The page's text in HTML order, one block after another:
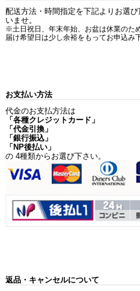
配送方法・時間指定を下記よりお選
いませ。
※土日祝日、年末年始、お盆は休業のた
届け希望日は少し余裕をもってお申込み
お支払い方法
代金のお支払方法は
「各種クレジットカード」
「代金引換」
「銀行振込」
「NP後払い」
の 4種類からお選び下さい。
返品・キャンセルについて